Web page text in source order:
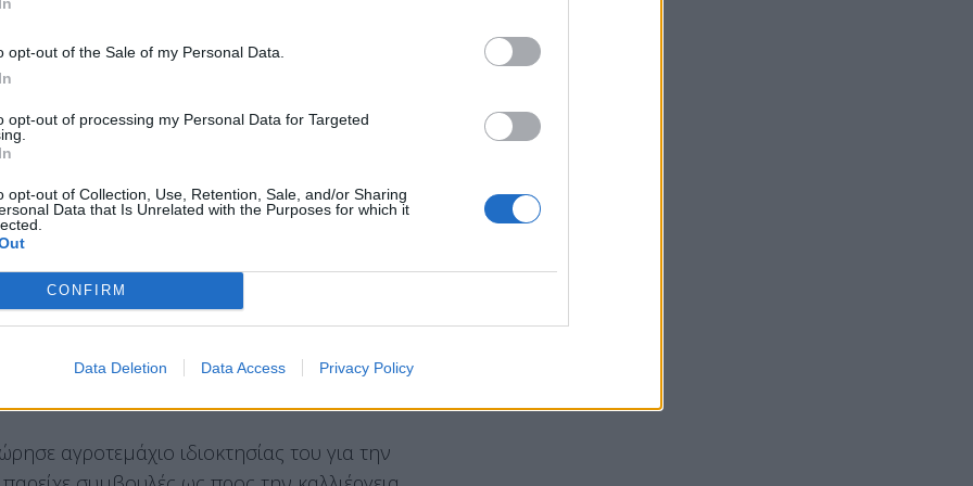
opt-out of the Sale of my Personal Data.
opt-out of processing my Personal Data for Targeted
opt-out of Collection, Use, Retention, Sale, and/or Sharing
Data that Is Unrelated with the Purposes for which it
CONFIRM
Data Deletion Data Access Privacy Policy
της Κορινθίας, ενώ σε αυτή εντάσσονταν
και συγκεκριμένους ρόλους.
έλεγχο, συντονισμό και επιχειρησιακό
λάμβαναν αποφάσεις σχετικά με τον
την προμήθεια σπόρων κάνναβης,
επιλογή και εποπτεία των εργατών,
διαχειριστή της καλλιέργειας των
τον συντονισμό και τη στήριξη των
και λειτουργική υποστήριξη της
αγροτεμάχιο ιδιοκτησίας του για την